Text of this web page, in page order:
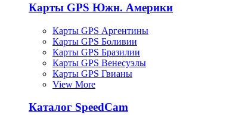
Карты GPS Южн. Америки
Карты GPS Аргентины
Карты GPS Боливии
Карты GPS Бразилии
Карты GPS Венесуэлы
Карты GPS Гвианы
View More
Каталог SpeedCam